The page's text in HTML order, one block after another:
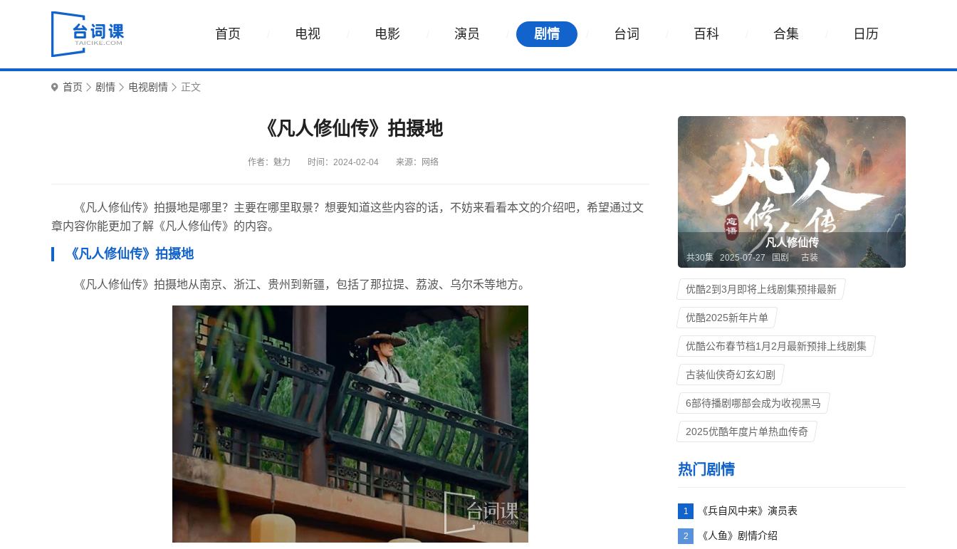
首页 电视 电影 演员 剧情 台词 百科 合集 日历
首页 剧情 电视剧情 正文
《凡人修仙传》拍摄地
作者：魅力 时间：2024-02-04 来源：网络
《凡人修仙传》拍摄地是哪里？主要在哪里取景？想要知道这些内容的话，不妨来看看本文的介绍吧，希望通过文
章内容你能更加了解《凡人修仙传》的内容。
《凡人修仙传》拍摄地
《凡人修仙传》拍摄地从南京、浙江、贵州到新疆，包括了那拉提、荔波、乌尔禾等地方。
凡人修仙传
共30集 2025-07-27 国剧 古装
优酷2到3月即将上线剧集预排最新
优酷2025新年片单
优酷公布春节档1月2月最新预排上线剧集
古装仙侠奇幻玄幻剧
6部待播剧哪部会成为收视黑马
2025优酷年度片单热血传奇
热门剧情
1 《兵自风中来》演员表
2 《人鱼》剧情介绍